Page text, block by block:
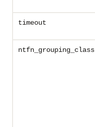
timeout
ntfn_grouping_class